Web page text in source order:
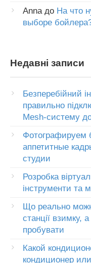
Annaдо На что
выборе
Недавні записи
Безперебійний
правильно
Mesh-систему
Фотографируем
аппетитные
студии
Розробка
інструменти та
Що реально
станції взимку,
пробувати
Какой
кондиционер